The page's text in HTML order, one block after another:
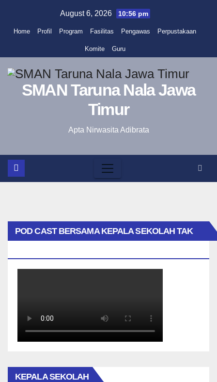
content
August 6, 2026 10:56 pm
Home Profil Program Fasilitas Pengawas Perpustakaan
Komite Guru
SMAN Taruna Nala Jawa
Timur
Apta Nirwasita Adibrata
POD CAST BERSAMA KEPALA SEKOLAH TAK
KEPALA SEKOLAH